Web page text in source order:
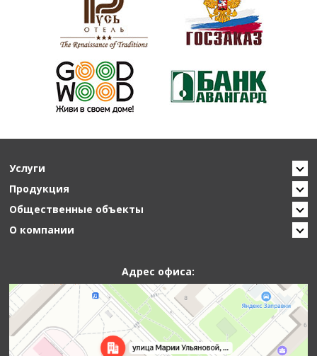
Услуги
Продукция
Общественные объекты
О компании
Адрес офиса: